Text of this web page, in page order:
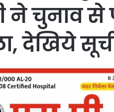
ने चुनाव से
देखिये